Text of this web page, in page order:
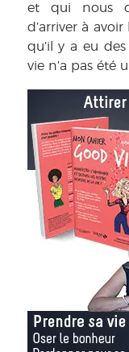
et qui nous
d’arriver à
qu’il y a eu
vie n’a pas été